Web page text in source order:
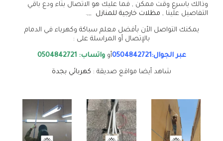
وذالك باسرع وقت ممكن , فما عليك هو الاتصال بناء ودع باقي
التفاصيل علينا , مظلات خارجية للمنازل ,,,.
يمكنك التواصل الأن بأفضل معلم سباكة وكهرباء في الدمام
بالإتصال أو المراسلة على :
عبر الجوال:0504842721 أوواتساب: 0504842721
شاهد أيضا مواقع صديقة : كهربائي بجدة